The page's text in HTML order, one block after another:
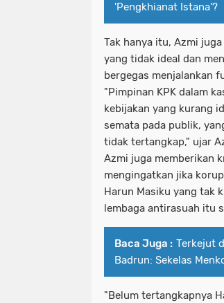
'Pengkhianat Istana'?
Tak hanya itu, Azmi
yang tidak ideal dan
bergegas menjalankan
"Pimpinan KPK dalam
kebijakan yang kurang
semata pada publik,
tidak tertangkap," ujar
Azmi juga memberikan
mengingatkan jika
Harun Masiku yang tak
lembaga antirasuah itu
Baca Juga : Terkejut
Badrun: Sekelas
"Belum tertangkapnya